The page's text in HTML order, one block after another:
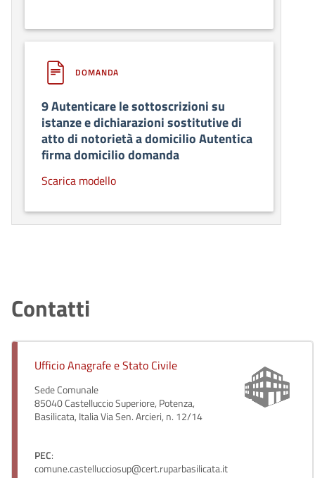
DOMANDA
9 Autenticare le sottoscrizioni su
istanze e dichiarazioni sostitutive di
atto di notorietà a domicilio Autentica
firma domicilio domanda
Scarica modello
Contatti
Ufficio Anagrafe e Stato Civile
Sede Comunale
85040 Castelluccio Superiore, Potenza,
Basilicata, Italia Via Sen. Arcieri, n. 12/14
PEC:
comune.castellucciosup@cert.ruparbasilicata.it